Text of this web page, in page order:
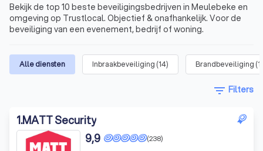
Bekijk de top 10 beste beveiligingsbedrijven in Meulebeke en
omgeving op Trustlocal. Objectief & onafhankelijk. Voor de
beveiliging van een evenement, bedrijf of woning.
Alle diensten Inbraakbeveiliging (14) Brandbeveiliging (
filter_list Filters
1.MATT Security
(238)
9,9